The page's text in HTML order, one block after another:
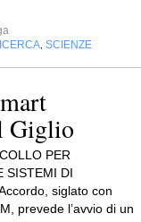
SCIENZE
Giglio
PER
SISTEMI DI
siglato con
prevede l’avvio di un